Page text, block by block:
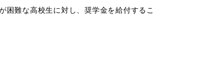
公共交通・
困難な高校生に対し、奨学金を給付するこ